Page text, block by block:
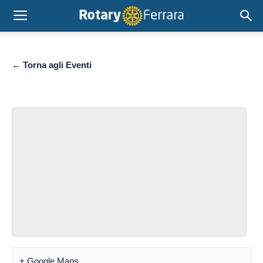
← Torna agli Eventi
+ Google Maps